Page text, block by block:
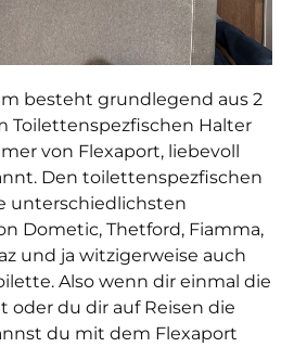
besteht grundlegend aus 2
Toilettenspezfischen Halter
von Flexaport, liebevoll
Den toilettenspezfischen
unterschiedlichsten
Dometic, Thetford, Fiamma,
und ja witzigerweise auch
Also wenn dir einmal die
oder du dir auf Reisen die
du mit dem Flexaport